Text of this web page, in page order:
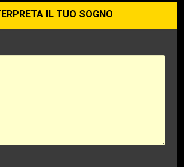
IL TUO SOGNO